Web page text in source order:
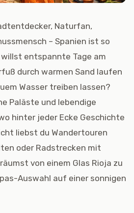
Naturfan,
– Spanien ist so
entspannte Tage am
durch warmen Sand laufen
Wasser treiben lassen?
Paläste und lebendige
hinter jeder Ecke Geschichte
liebst du Wandertouren
oder Radstrecken mit
von einem Glas Rioja zu
Auswahl auf einer sonnigen